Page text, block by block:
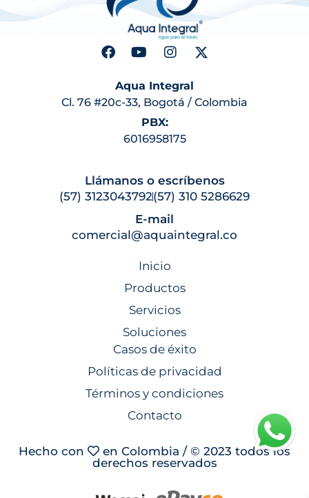
Aqua Integral
Cl. 76 #20c-33, Bogotá / Colombia
PBX:
6016958175
Llámanos o escríbenos
(57) 3123043792(57) 310 5286629
E-mail
comercial@aquaintegral.co
Inicio
Productos
Servicios
Soluciones
Casos de éxito
Políticas de privacidad
Términos y condiciones
Contacto
Hecho con
en Colombia / © 2023 todos los
derechos reservados